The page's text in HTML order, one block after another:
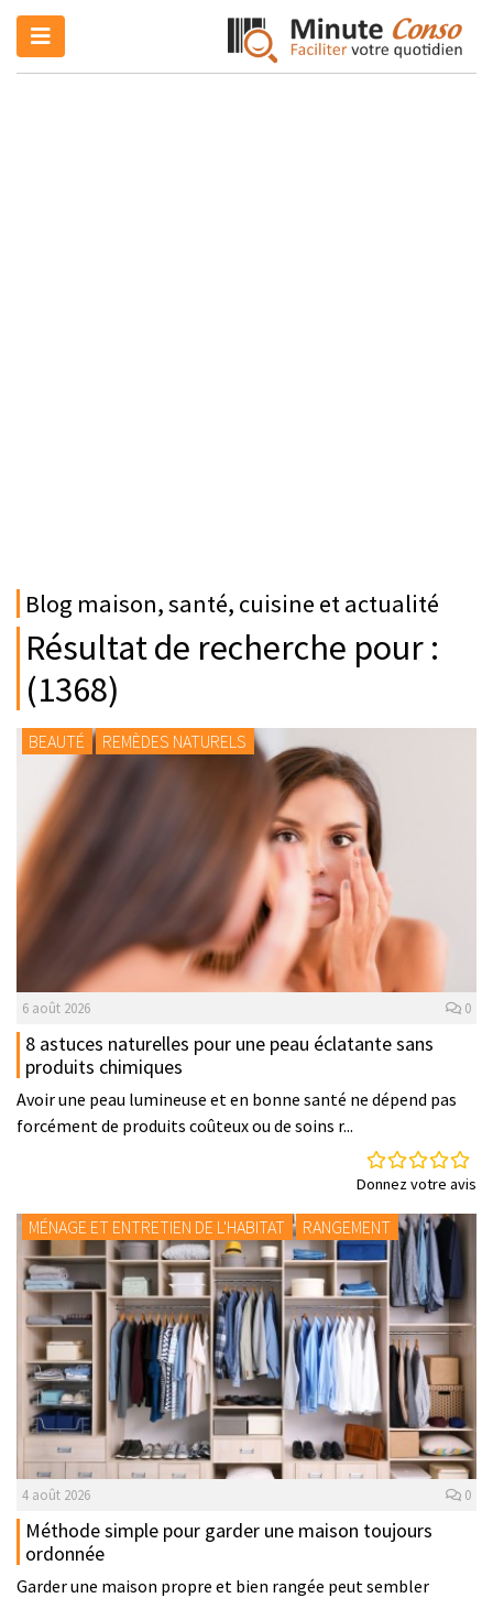
Blog maison, santé, cuisine et actualité
Résultat de recherche pour :
(1368)
BEAUTÉ REMÈDES NATURELS
6 août 2026 0
8 astuces naturelles pour une peau éclatante sans
produits chimiques
Avoir une peau lumineuse et en bonne santé ne dépend pas
forcément de produits coûteux ou de soins r...
Donnez votre avis
MÉNAGE ET ENTRETIEN DE L'HABITAT RANGEMENT
4 août 2026 0
Méthode simple pour garder une maison toujours
ordonnée
Garder une maison propre et bien rangée peut sembler